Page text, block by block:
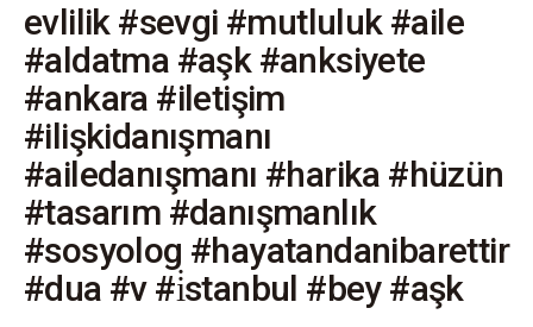
evlilik #sevgi #mutluluk #aile
#aldatma #aşk #anksiyete
#ankara #iletişim
#ilişkidanışmanı
#ailedanışmanı #harika #hüzün
#tasarım #danışmanlık
#sosyolog #hayatandanibarettir
#dua #v #i̇stanbul #bey #aşk